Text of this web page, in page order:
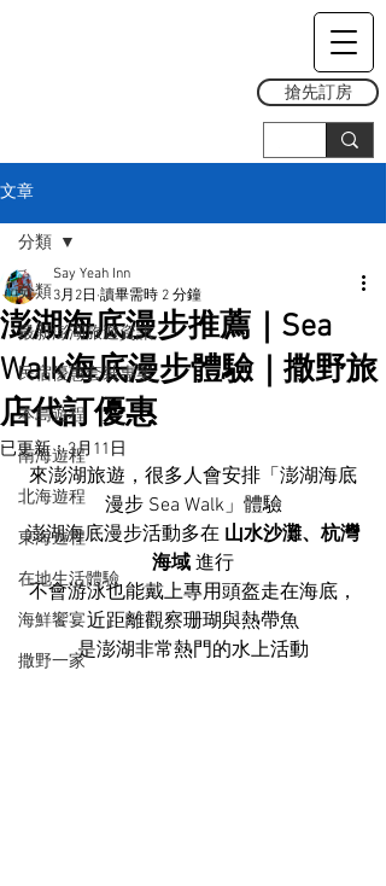
搶先訂房
文章
分類
最新澎湖旅遊資訊
民宿優惠套裝專案
本島遊程
南海遊程
北海遊程
東海遊程
在地生活體驗
海鮮饗宴
撒野一家
分類
澎湖海底漫步推薦｜Sea
Walk海底漫步體驗｜撒野旅
店代訂優惠
Say Yeah Inn
3月2日 讀畢需時 2 分鐘
已更新：3月11日
來澎湖旅遊，很多人會安排「澎湖海底
漫步 Sea Walk」體驗
澎湖海底漫步活動多在 山水沙灘、杭灣
海域 進行
不會游泳也能戴上專用頭盔走在海底，
近距離觀察珊瑚與熱帶魚
是澎湖非常熱門的水上活動